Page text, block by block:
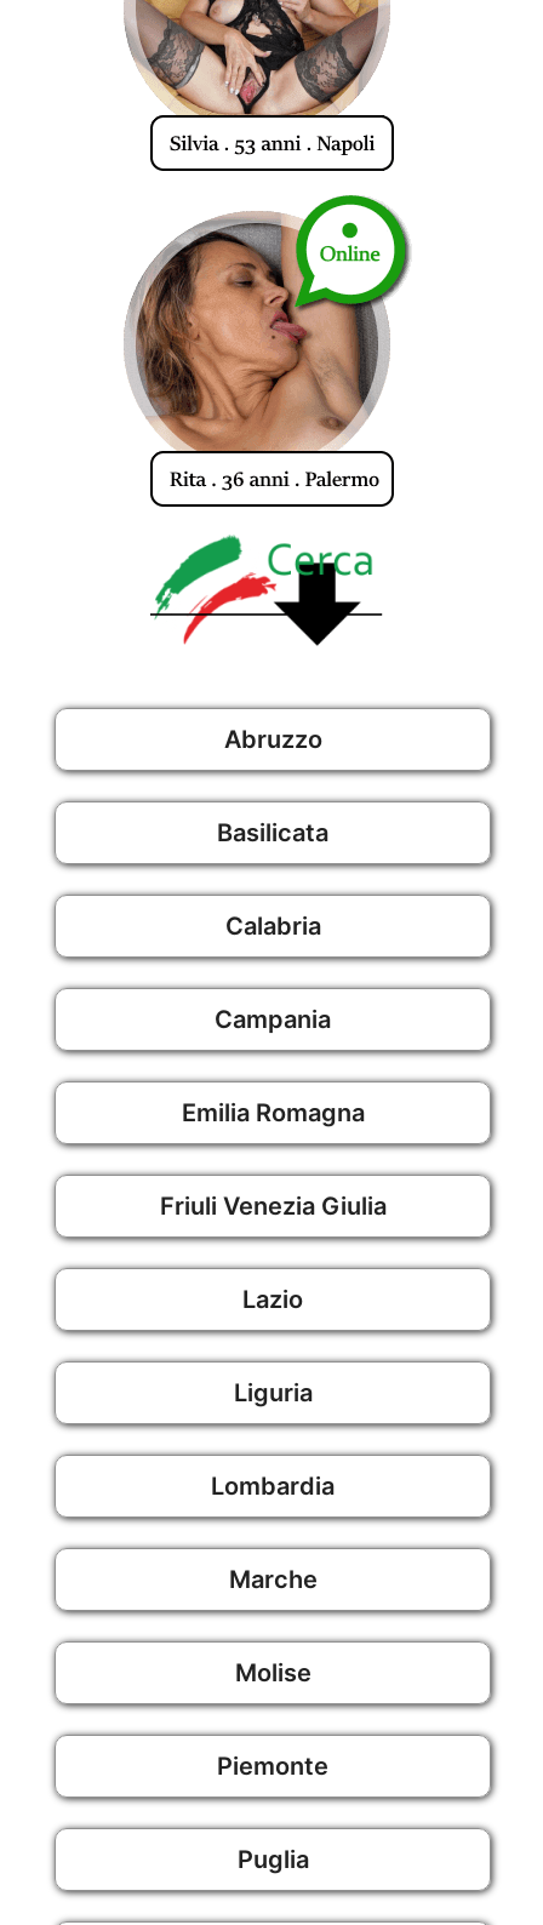
Abruzzo
Basilicata
Calabria
Campania
Emilia Romagna
Friuli Venezia Giulia
Lazio
Liguria
Lombardia
Marche
Molise
Piemonte
Puglia